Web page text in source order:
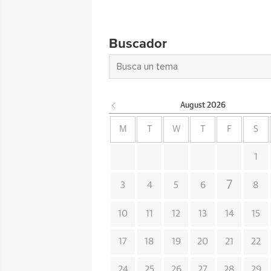
Buscador
August 2026
M W F S
1
3 4 5 6 7 8
10 11 12 13 14 15
17 18 19 20 21 22